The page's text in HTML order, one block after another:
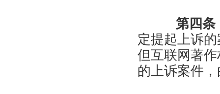
第四条
定提起上诉
但互联网著
的上诉案件